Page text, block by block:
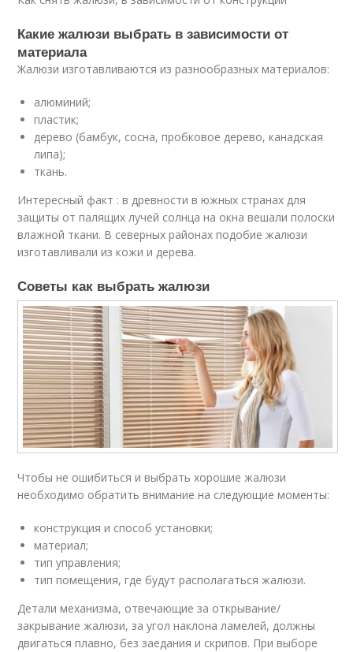
Какие жалюзи выбрать в зависимости от
материала
Жалюзи изготавливаются из разнообразных материалов:
алюминий;
пластик;
дерево (бамбук, сосна, пробковое дерево, канадская
липа);
ткань.
Интересный факт : в древности в южных странах для
защиты от палящих лучей солнца на окна вешали полоски
влажной ткани. В северных районах подобие жалюзи
изготавливали из кожи и дерева.
Советы как выбрать жалюзи
Чтобы не ошибиться и выбрать хорошие жалюзи
необходимо обратить внимание на следующие моменты:
конструкция и способ установки;
материал;
тип управления;
тип помещения, где будут располагаться жалюзи.
Детали механизма, отвечающие за открывание/
закрывание жалюзи, за угол наклона ламелей, должны
двигаться плавно, без заедания и скрипов. При выборе